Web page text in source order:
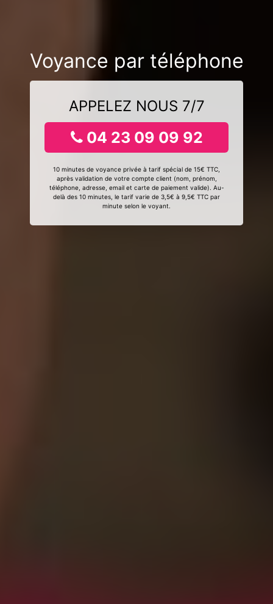
Voyance par téléphone
APPELEZ NOUS 7/7
04 23 09 09 92
10 minutes de voyance privée à tarif spécial de 15€ TTC,
après validation de votre compte client (nom, prénom,
téléphone, adresse, email et carte de paiement valide). Au-
delà des 10 minutes, le tarif varie de 3,5€ à 9,5€ TTC par
minute selon le voyant.